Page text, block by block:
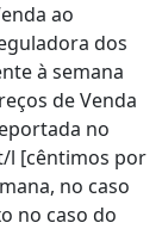
ao
dos
à semana
de Venda
no
l [cêntimos por
no caso
no caso do